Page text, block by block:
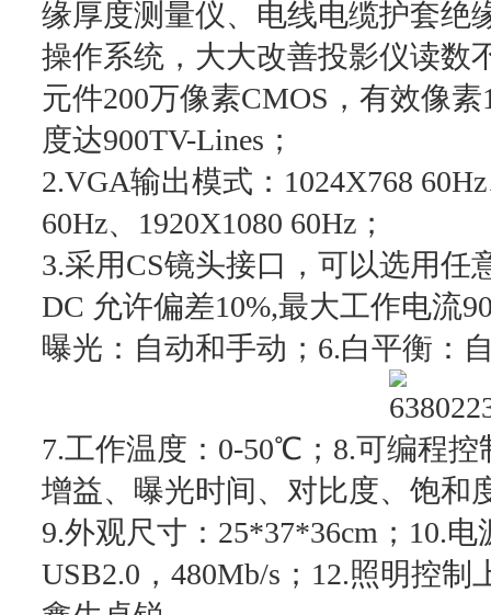
缘厚度测量仪、电线电缆护套绝
操作系统，大大改善投影仪读数
元件200万像素CMOS，有效像
度达900TV-Lines；
2.VGA输出模式：1024X768
60Hz、1920X1080 60Hz；
3.采用CS镜头接口，可以选用任
DC 允许偏差10%,最大工作电流
曝光：自动和手动；6.白平衡：
7.工作温度：0-50℃；8.可编程
增益、曝光时间、对比度、饱和
9.外观尺寸：25*37*36cm；10.
USB2.0，480Mb/s；12.照明控